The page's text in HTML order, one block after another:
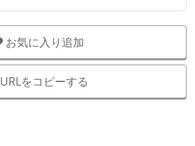
お気に入り追加
URLをコピーする